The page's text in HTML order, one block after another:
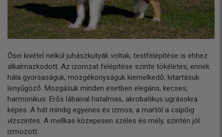
Ősei kivétel nélkül juhászkutyák voltak, testfelépítése is ehhez
alkalmazkodott. Az izomzat felépítése szinte tökéletes, ennek
hála gyorsaságuk, mozgékonyságuk kiemelkedő, kitartásuk
lenyűgöző. Mozgásuk minden esetben elegáns, kecses,
harmonikus. Erős lábaival hatalmas, akrobatikus ugrásokra
képes. A hát mindig egyenes és izmos, a martól a csípőig
vízszintes. A mellkas közepesen széles és mély, szintén jól
izmozott.